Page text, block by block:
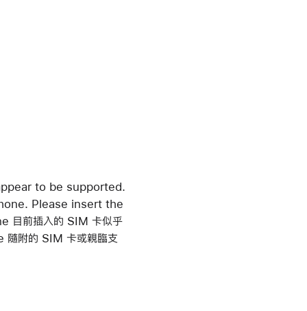
to be supported.
Please insert the
前插入的 SIM 卡似乎
隨附的 SIM 卡或親臨支